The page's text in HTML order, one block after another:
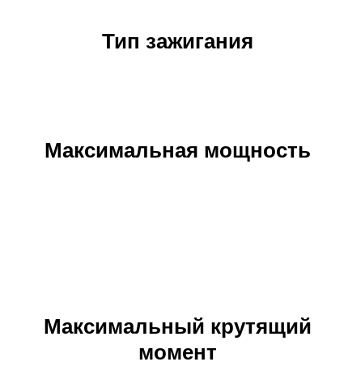
Тип зажигания
Максимальная мощность
Максимальный крутящий
момент